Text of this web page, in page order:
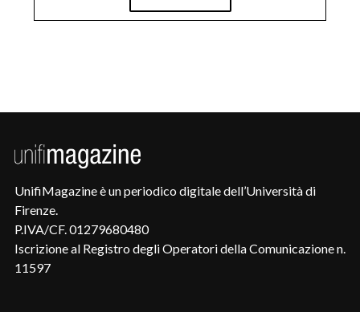
UnifiMagazine è un periodico digitale dell’Università di
Firenze.
P.IVA/CF. 01279680480
Iscrizione al Registro degli Operatori della Comunicazione n.
11597